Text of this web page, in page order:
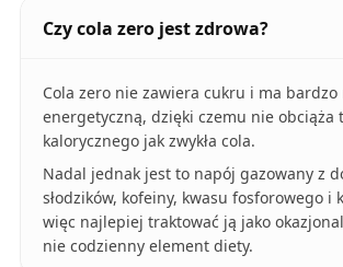
Czy cola zero jest zdrowa?
Cola zero nie zawiera cukru i ma bardzo
energetyczną, dzięki czemu nie obciąża
kalorycznego jak zwykła cola.
Nadal jednak jest to napój gazowany z
słodzików, kofeiny, kwasu fosforowego i
więc najlepiej traktować ją jako
nie codzienny element diety.